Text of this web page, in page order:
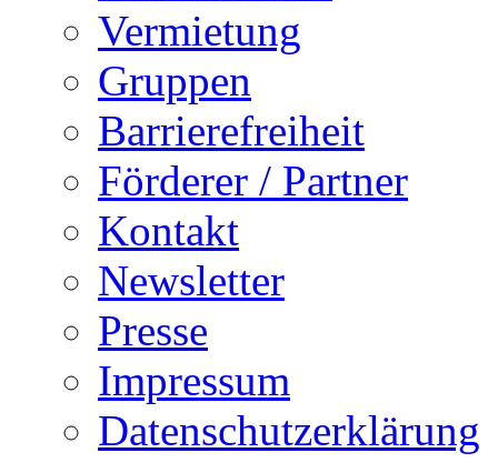
Vermietung
Gruppen
Barrierefreiheit
Förderer / Partner
Kontakt
Newsletter
Presse
Impressum
Datenschutzerklärung